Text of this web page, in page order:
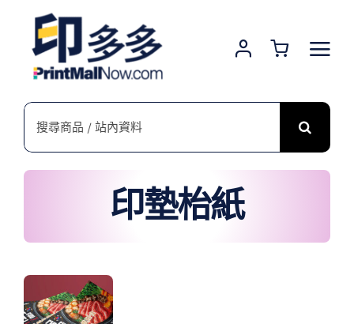
content
搜
印墊枱紙